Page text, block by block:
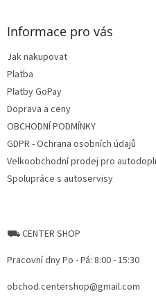
Informace pro vás
Jak nakupovat
Platba
Platby GoPay
Doprava a ceny
OBCHODNÍ PODMÍNKY
GDPR - Ochrana osobních údajů
Velkoobchodní prodej pro
Spolupráce s autoservisy
⛟ CENTER SHOP
Pracovní dny Po - Pá: 8:00 - 15:30
obchod.centershop@gmail.com